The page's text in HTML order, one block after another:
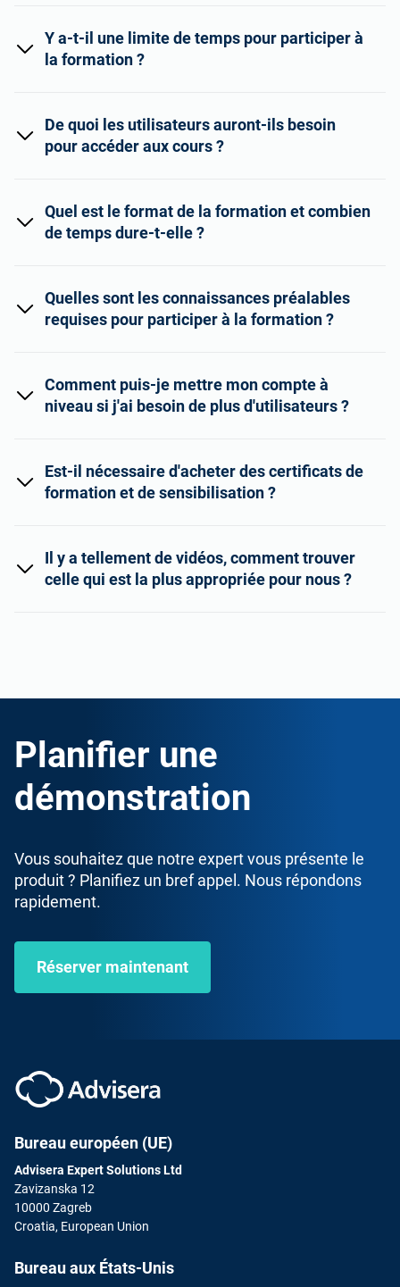
Y a-t-il une limite de temps pour participer à
la formation ?
De quoi les utilisateurs auront-ils besoin
pour accéder aux cours ?
Quel est le format de la formation et combien
de temps dure-t-elle ?
Quelles sont les connaissances préalables
requises pour participer à la formation ?
Comment puis-je mettre mon compte à
niveau si j'ai besoin de plus d'utilisateurs ?
Est-il nécessaire d'acheter des certificats de
formation et de sensibilisation ?
Il y a tellement de vidéos, comment trouver
celle qui est la plus appropriée pour nous ?
Planifier une
démonstration
Vous souhaitez que notre expert vous présente le
produit ? Planifiez un bref appel. Nous répondons
rapidement.
Réserver maintenant
Bureau européen (UE)
Advisera Expert Solutions Ltd
Zavizanska 12
10000 Zagreb
Croatia, European Union
Bureau aux États-Unis